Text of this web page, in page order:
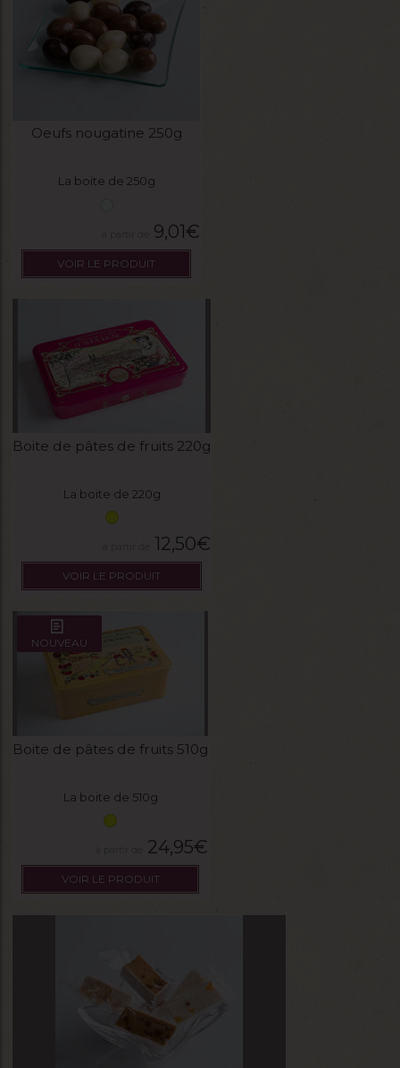
Oeufs nougatine 250g
La boite de 250g
9,01€
VOIR LE PRODUIT
Boite de pâtes de fruits 220g
La boite de 220g
12,50€
VOIR LE PRODUIT
NOUVEAU
Boite de pâtes de fruits 510g
La boite de 510g
24,95€
VOIR LE PRODUIT